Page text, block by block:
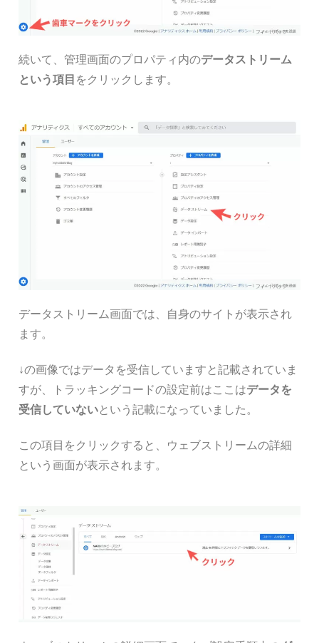
続いて、管理画面のプロパティ内のデータストリーム
という項目 をクリックします。
データストリーム画面では、自身のサイトが表示され
ます。
↓の画像ではデータを受信していますと記載されていま
すが、トラッキングコードの設定前はここはデータを
受信していないという記載になっていました。
この項目をクリックすると、ウェブストリームの詳細
という画面が表示されます。